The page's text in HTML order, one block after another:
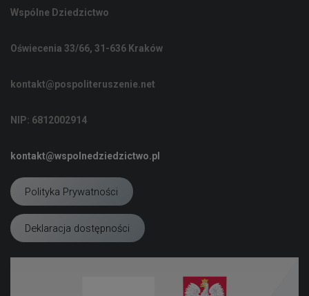
Wspólne Dziedzictwo
Oświecenia 33/66, 31-636 Kraków
kontakt@pospoliteruszenie.net
NIP: 6812002914
kontakt@wspolnedziedzictwo.pl
Polityka Prywatności
Deklaracja dostępności